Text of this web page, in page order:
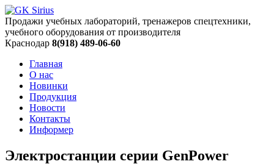
Продажи учебных лабораторий, тренажеров спецтехники,
учебного оборудования от производителя
Краснодар 8(918) 489-06-60
Главная
О нас
Новинки
Продукция
Новости
Контакты
Информер
Электростанции серии GenPower